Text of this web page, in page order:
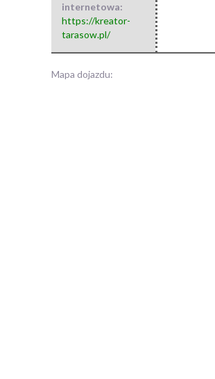
internetowa:
https://kreator-
tarasow.pl/
Mapa dojazdu: